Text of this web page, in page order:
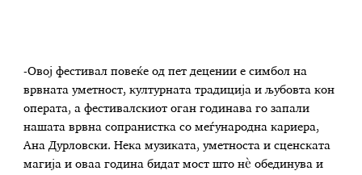
-Овој фестивал повеќе од пет децении е симбол на
врвната уметност, културната традиција и љубовта кон
операта, а фестивалскиот оган годинава го запали
нашата врвна сопранистка со меѓународна кариера,
Ана Дурловски. Нека музиката, уметноста и сценската
магија и оваа година бидат мост што нè обединува и